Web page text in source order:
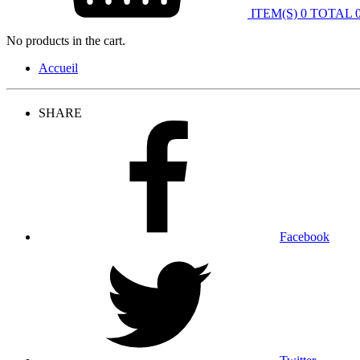
ITEM(S) 0 TOTAL
No products in the cart.
Accueil
SHARE
Facebook